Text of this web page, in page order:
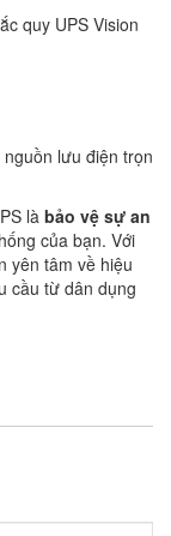
quy UPS Vision
lưu điện trọn
là bảo vệ sự an
của bạn. Với
yên tâm về hiệu
cầu từ dân dụng